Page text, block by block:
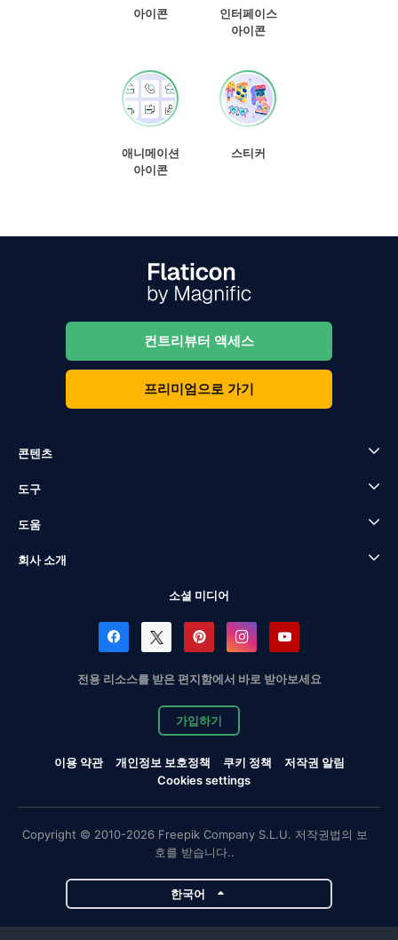
아이콘
인터페이스
아이콘
애니메이션
아이콘
스티커
컨트리뷰터 액세스
프리미엄으로 가기
콘텐츠
도구
도움
회사 소개
소셜 미디어
전용 리소스를 받은 편지함에서 바로 받아보세요
가입하기
이용 약관 개인정보 보호정책 쿠키 정책
저작권 알림
Cookies settings
Copyright © 2010-2026 Freepik Company S.L.U. 저작권법의 보
호를 받습니다..
한국어